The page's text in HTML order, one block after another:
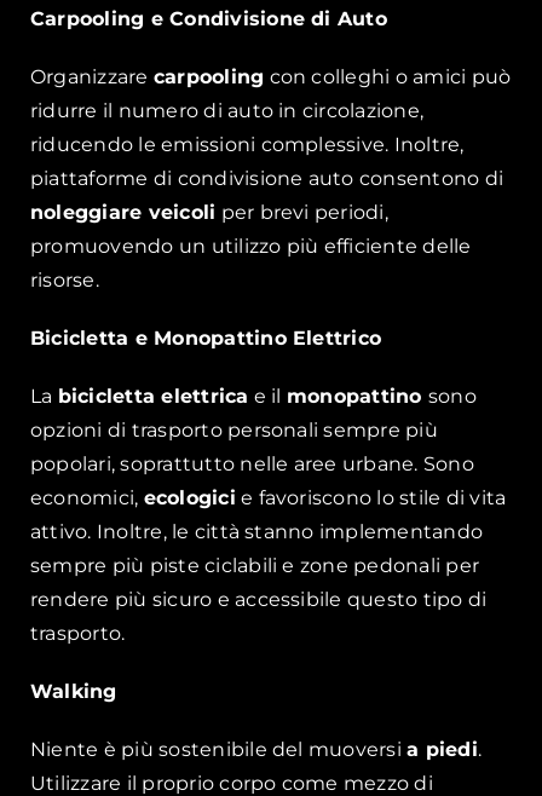
Carpooling e Condivisione di Auto
Organizzare carpooling con colleghi o amici può
ridurre il numero di auto in circolazione,
riducendo le emissioni complessive. Inoltre,
piattaforme di condivisione auto consentono di
noleggiare veicoli per brevi periodi,
promuovendo un utilizzo più efficiente delle
risorse.
Bicicletta e Monopattino Elettrico
La bicicletta elettrica e il monopattino sono
opzioni di trasporto personali sempre più
popolari, soprattutto nelle aree urbane. Sono
economici, ecologici e favoriscono lo stile di vita
attivo. Inoltre, le città stanno implementando
sempre più piste ciclabili e zone pedonali per
rendere più sicuro e accessibile questo tipo di
trasporto.
Walking
Niente è più sostenibile del muoversia piedi.
Utilizzare il proprio corpo come mezzo di